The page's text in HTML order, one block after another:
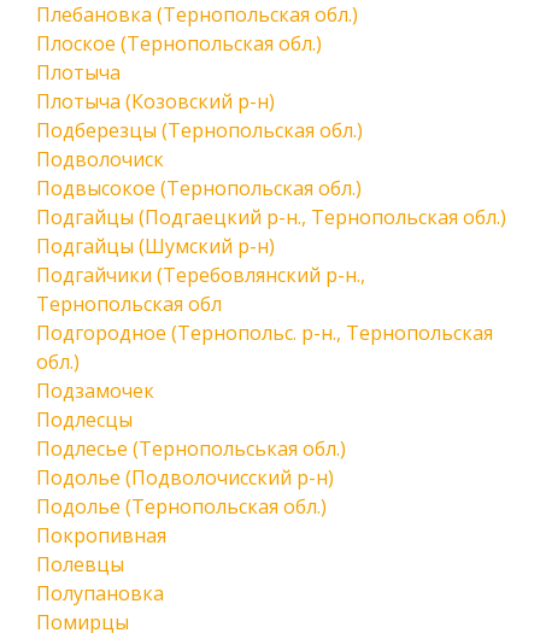
Плебановка (Тернопольская обл.)
Плоское (Тернопольская обл.)
Плотыча
Плотыча (Козовский р-н)
Подберезцы (Тернопольская обл.)
Подволочиск
Подвысокое (Тернопольская обл.)
Подгайцы (Подгаецкий р-н., Тернопольская обл.)
Подгайцы (Шумский р-н)
Подгайчики (Теребовлянский р-н.,
Тернопольская обл
Подгородное (Тернопольс. р-н., Тернопольская
обл.)
Подзамочек
Подлесцы
Подлесье (Тернопольськая обл.)
Подолье (Подволочисский р-н)
Подолье (Тернопольская обл.)
Покропивная
Полевцы
Полупановка
Помирцы